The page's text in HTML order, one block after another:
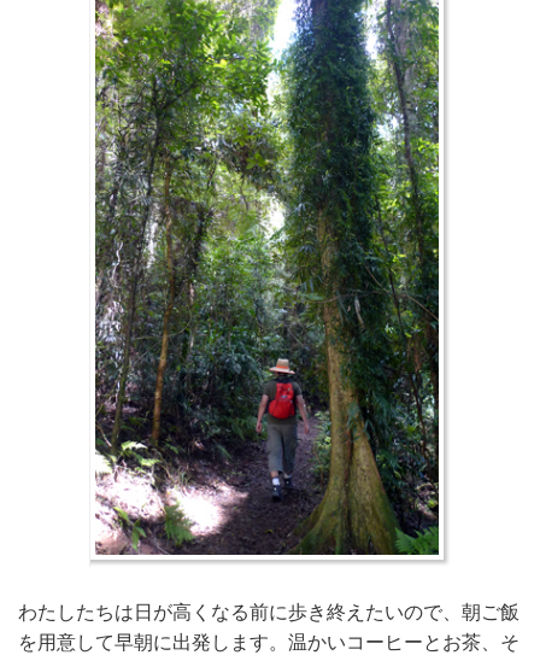
わたしたちは日が高くなる前に歩き終えたいので、朝ご飯
を用意して早朝に出発します。温かいコーヒーとお茶、そ